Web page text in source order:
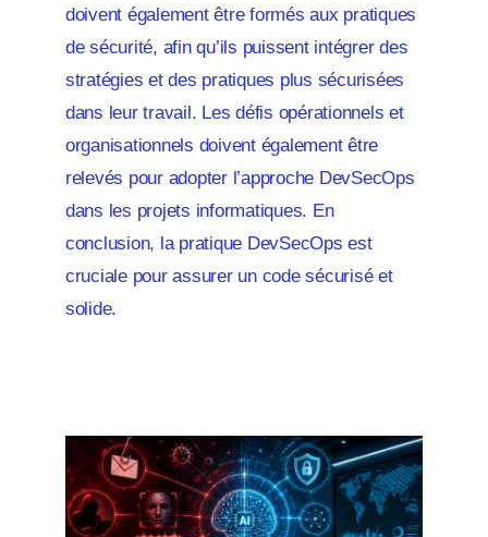
doivent également être formés aux pratiques
de sécurité, afin qu’ils puissent intégrer des
stratégies et des pratiques plus sécurisées
dans leur travail. Les défis opérationnels et
organisationnels doivent également être
relevés pour adopter l’approche DevSecOps
dans les projets informatiques. En
conclusion, la pratique DevSecOps est
cruciale pour assurer un code sécurisé et
solide.